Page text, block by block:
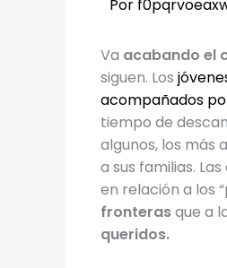
Por
Va acabando el
siguen. Los
acompañados
tiempo de
algunos, los más
a sus familias.
en relación a los
fronterasque a
queridos.